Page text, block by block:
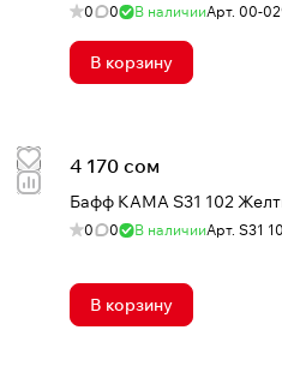
0 0 В наличииАрт.00-
В корзину
4 170 сом
Бафф КАМА S31 102
0 0 В наличииАрт.S31
В корзину